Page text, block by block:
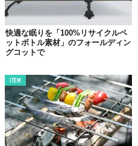
快適な眠りを「100%リサイクルペ
ットボトル素材」のフォールディン
グコットで
ITEM